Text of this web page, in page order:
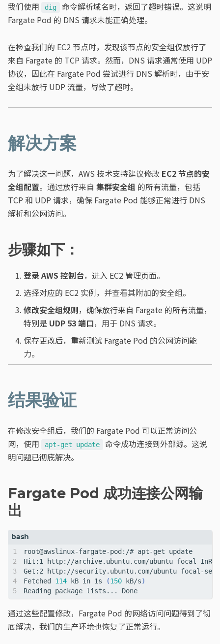
我们使用
dig
命令解析域名时，返回了超时错误。这说明
Fargate Pod 的 DNS 请求未能正确处理。
在检查我们的 EC2 节点时，发现该节点的安全组仅放行了
来自 Fargate 的 TCP 请求。然而，DNS 请求通常使用 UDP
协议，因此在 Fargate Pod 尝试进行 DNS 解析时，由于安
全组未放行 UDP 流量，导致了超时。
解决方案
为了解决这一问题，AWS 技术支持建议修改 EC2 节点的安
全组配置。通过放行来自 集群安全组 的所有流量，包括
TCP 和 UDP 请求，确保 Fargate Pod 能够正常进行 DNS
解析和公网访问。
步骤如下：
登录 AWS 控制台，进入 EC2 管理页面。
选择对应的 EC2 实例，并查看其附加的安全组。
修改安全组规则，确保放行来自 Fargate 的所有流量，
特别是 UDP 53 端口，用于 DNS 请求。
保存更改后，重新测试 Fargate Pod 的公网访问能
力。
结果验证
在修改安全组后，我们的 Fargate Pod 可以正常访问公
网，使用
apt-get update
命令成功连接到外部源。这说
明问题已彻底解决。
Fargate Pod 成功连接公网输
出
1
4
Get:2 http://security.ubuntu.com/ubuntu focal-
Fetched 114 kB in 1s (150 kB/s)
通过这些配置修改，Fargate Pod 的网络访问问题得到了彻
底解决，我们的生产环境也恢复了正常运行。